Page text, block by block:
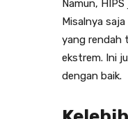
Namun,
Misalnya
yang rendah
ekstrem. Ini
dengan baik.